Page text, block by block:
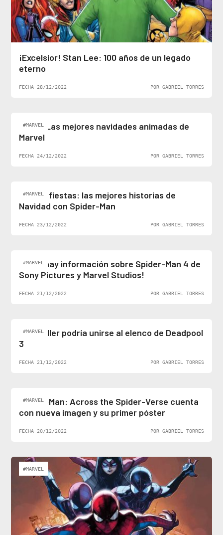
¡Excelsior! Stan Lee: 100 años de un legado
eterno
FECHA 28/12/2022 POR GABRIEL TORRES
#MARVEL
Top 5: Las mejores navidades animadas de
Marvel
FECHA 24/12/2022 POR GABRIEL TORRES
#MARVEL
Felices fiestas: las mejores historias de
Navidad con Spider-Man
FECHA 23/12/2022 POR GABRIEL TORRES
#MARVEL
¡Al fin hay información sobre Spider-Man 4 de
Sony Pictures y Marvel Studios!
FECHA 21/12/2022 POR GABRIEL TORRES
#MARVEL
Ben Stiller podría unirse al elenco de Deadpool
3
FECHA 21/12/2022 POR GABRIEL TORRES
#MARVEL
Spider-Man: Across the Spider-Verse cuenta
con nueva imagen y su primer póster
FECHA 20/12/2022 POR GABRIEL TORRES
#MARVEL